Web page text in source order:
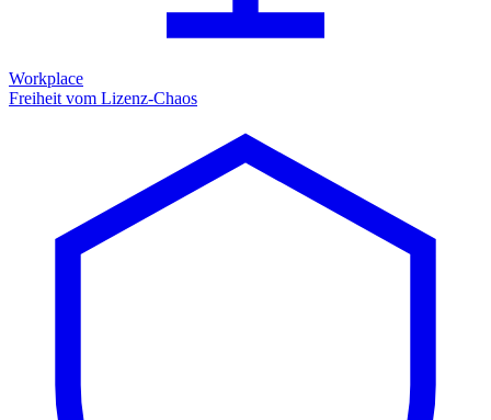
Workplace
Freiheit vom Lizenz-Chaos